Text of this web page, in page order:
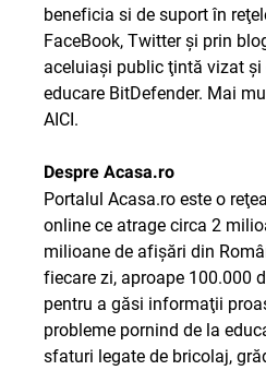
beneficia si de suport în
FaceBook, Twitter şi prin
aceluiaşi public ţintă vizat
educare BitDefender. Mai
AICI.
Despre Acasa.ro
Portalul Acasa.ro este o
online ce atrage circa 2
milioane de afişări din
fiecare zi, aproape 100.000
pentru a găsi informaţii
probleme pornind de la
sfaturi legate de bricolaj,